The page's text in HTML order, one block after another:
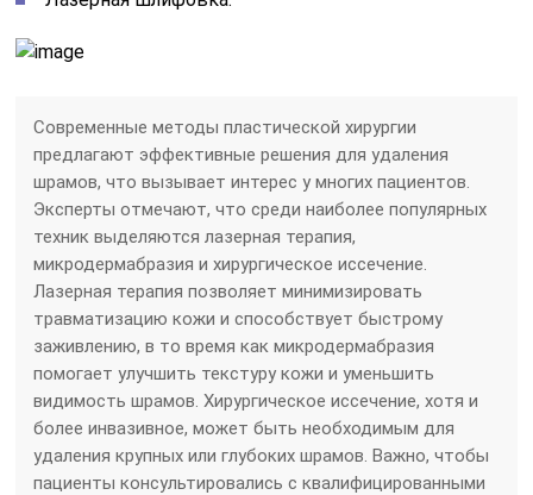
Современные методы пластической хирургии
предлагают эффективные решения для удаления
шрамов, что вызывает интерес у многих пациентов.
Эксперты отмечают, что среди наиболее популярных
техник выделяются лазерная терапия,
микродермабразия и хирургическое иссечение.
Лазерная терапия позволяет минимизировать
травматизацию кожи и способствует быстрому
заживлению, в то время как микродермабразия
помогает улучшить текстуру кожи и уменьшить
видимость шрамов. Хирургическое иссечение, хотя и
более инвазивное, может быть необходимым для
удаления крупных или глубоких шрамов. Важно, чтобы
пациенты консультировались с квалифицированными